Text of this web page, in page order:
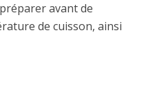
avant de
de cuisson, ainsi